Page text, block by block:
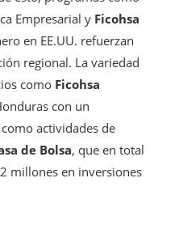
Empresarial y Ficohsa
en EE.UU. refuerzan
regional. La variedad
como Ficohsa
con un
actividades de
de Bolsa, que en total
millones en inversiones